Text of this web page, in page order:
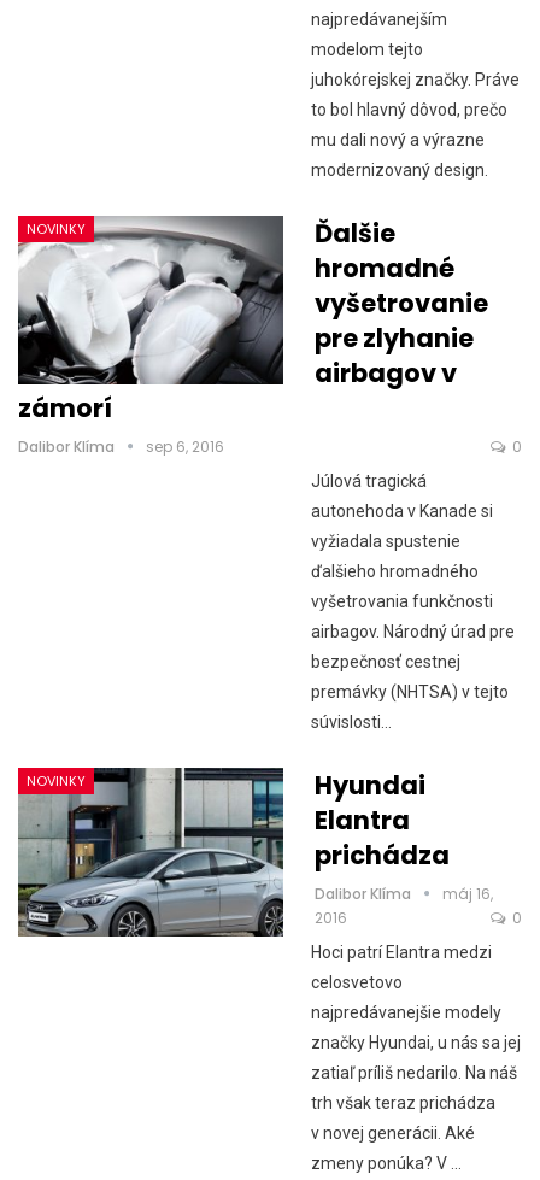
najpredávanejším
modelom tejto
juhokórejskej značky. Práve
to bol hlavný dôvod, prečo
mu dali nový a výrazne
modernizovaný design.
NOVINKY
Ďalšie
hromadné
vyšetrovanie
pre zlyhanie
airbagov v
zámorí
Dalibor Klíma sep 6, 2016 0
Júlová tragická
autonehoda v Kanade si
vyžiadala spustenie
ďalšieho hromadného
vyšetrovania funkčnosti
airbagov. Národný úrad pre
bezpečnosť cestnej
premávky (NHTSA) v tejto
súvislosti…
NOVINKY
Hyundai
Elantra
prichádza
Dalibor Klíma
máj 16,
2016
0
Hoci patrí Elantra medzi
celosvetovo
najpredávanejšie modely
značky Hyundai, u nás sa jej
zatiaľ príliš nedarilo. Na náš
trh však teraz prichádza
v novej generácii. Aké
zmeny ponúka? V …